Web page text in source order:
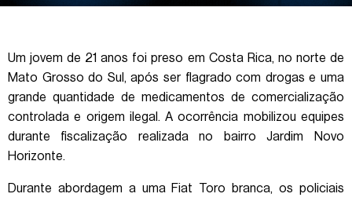
Um jovem de 21 anos foi preso em Costa Rica, no norte de
Mato Grosso do Sul, após ser flagrado com drogas e uma
grande quantidade de medicamentos de comercialização
controlada e origem ilegal. A ocorrência mobilizou equipes
durante fiscalização realizada no bairro Jardim Novo
Horizonte.
Durante abordagem a uma Fiat Toro branca, os policiais